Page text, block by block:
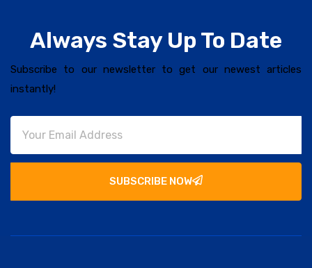
Always Stay Up To Date
Subscribe to our newsletter to get our newest articles
instantly!
SUBSCRIBE NOW